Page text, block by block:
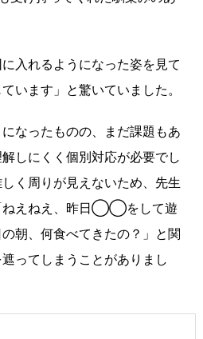
入れるようになった姿を見て
います」と驚いていました。
なったものの、まだ課題もあ
しにくく個別対応が必要でし
く周りが見えないため、先生
ねえねえ、昨日◯◯をして遊
朝、何食べてきたの？」と関
ってしまうことがありまし